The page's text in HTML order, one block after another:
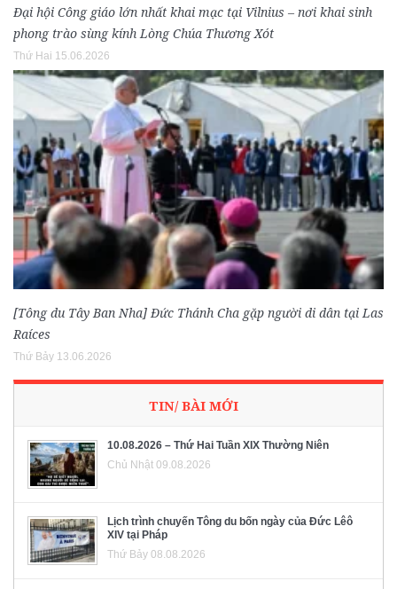
Đại hội Công giáo lớn nhất khai mạc tại Vilnius – nơi khai sinh
phong trào sùng kính Lòng Chúa Thương Xót
Thứ Hai 15.06.2026
[Tông du Tây Ban Nha] Đức Thánh Cha gặp người di dân tại Las
Raíces
Thứ Bảy 13.06.2026
TIN/ BÀI MỚI
10.08.2026 – Thứ Hai Tuần XIX Thường Niên
Chủ Nhật 09.08.2026
Lịch trình chuyến Tông du bốn ngày của Đức Lêô
XIV tại Pháp
Thứ Bảy 08.08.2026